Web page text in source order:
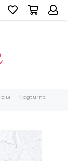
Nogturne